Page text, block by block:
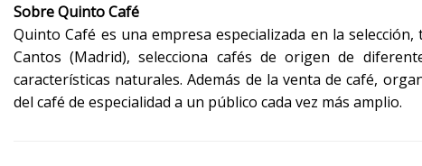
Sobre Quinto Café
Quinto Café es una empresa especializada en la
Cantos (Madrid), selecciona cafés de origen de
características naturales. Además de la venta de café,
del café de especialidad a un público cada vez más amplio.